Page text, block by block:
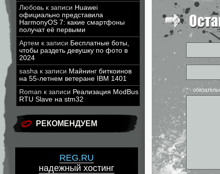
Любовь к записи Huawei
официально представила
HarmonyOS 7: какие смартфоны
получат её первыми
Артем к записи Бесплатные боты,
чтобы раздеть девушку по фото в
2024
sasha к записи Майнинг биткоинов
на 55-летнем ветеране IBM 1401
Roman к записи Реализация ModBus
RTU Slave на stm32
РЕКОМЕНДУЕМ
REG.RU
надежный хостинг
* -